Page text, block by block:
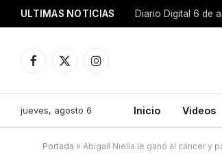
ULTIMAS NOTICIAS Diario Digital 6 de
Facebook
X
Instagram
jueves, agosto 6 Inicio Videos
Portada » Abigail Niella le ganó al cáncer y